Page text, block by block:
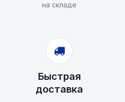
на складе
Быстрая
доставка